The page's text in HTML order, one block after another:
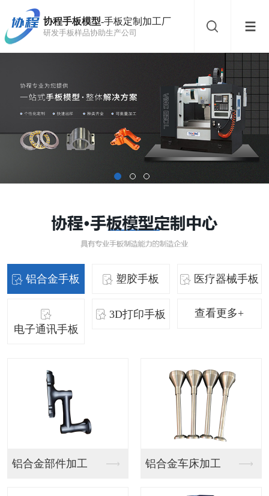
协程手板模型-手板定制加工厂
研发手板样品协助生产公司
铝合金手板 塑胶手板 医疗器械手板
电子通讯手板
3D打印手板 查看更多+
SLA手板 SLA手板